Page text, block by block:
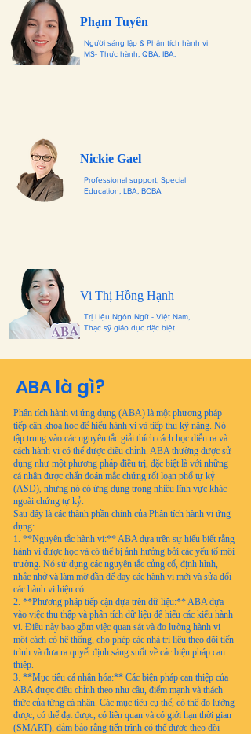
Phạm Tuyên
Người sáng lập & Phân tích hành vi
MS- Thực hành, QBA, IBA.
Nickie Gael
Professional support, Special
Education, LBA, BCBA
Vi Thị Hồng Hạnh
Trị Liệu Ngôn Ngữ - Việt Nam,
Thạc sỹ giáo dục đặc biệt
ABA là gì?
Phân tích hành vi ứng dụng (ABA) là một phương pháp
tiếp cận khoa học để hiểu hành vi và tiếp thu kỹ năng. Nó
tập trung vào các nguyên tắc giải thích cách học diễn ra và
cách hành vi có thể được điều chỉnh. ABA thường được sử
dụng như một phương pháp điều trị, đặc biệt là với những
cá nhân được chẩn đoán mắc chứng rối loạn phổ tự kỷ
(ASD), nhưng nó có ứng dụng trong nhiều lĩnh vực khác
ngoài chứng tự kỷ.
Sau đây là các thành phần chính của Phân tích hành vi ứng
dụng:
1. **Nguyên tắc hành vi:** ABA dựa trên sự hiểu biết rằng
hành vi được học và có thể bị ảnh hưởng bởi các yếu tố môi
trường. Nó sử dụng các nguyên tắc củng cố, định hình,
nhắc nhở và làm mờ dần để dạy các hành vi mới và sửa đổi
các hành vi hiện có.
2. **Phương pháp tiếp cận dựa trên dữ liệu:** ABA dựa
vào việc thu thập và phân tích dữ liệu để hiểu các kiểu hành
vi. Điều này bao gồm việc quan sát và đo lường hành vi
một cách có hệ thống, cho phép các nhà trị liệu theo dõi tiến
trình và đưa ra quyết định sáng suốt về các biện pháp can
thiệp.
3. **Mục tiêu cá nhân hóa:** Các biện pháp can thiệp của
ABA được điều chỉnh theo nhu cầu, điểm mạnh và thách
thức của từng cá nhân. Các mục tiêu cụ thể, có thể đo lường
được, có thể đạt được, có liên quan và có giới hạn thời gian
(SMART), đảm bảo rằng tiến trình có thể được theo dõi